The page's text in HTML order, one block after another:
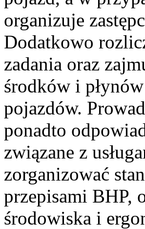
organizuje
Dodatkowo
zadania oraz
środków i
pojazdów.
ponadto
związane z
zorganizować
przepisami BHP,
środowiska i